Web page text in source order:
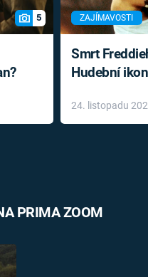
5 ZAJÍMAVOSTI
Smrt
Hudební
léky
24. listopadu
PRIMA ZOOM